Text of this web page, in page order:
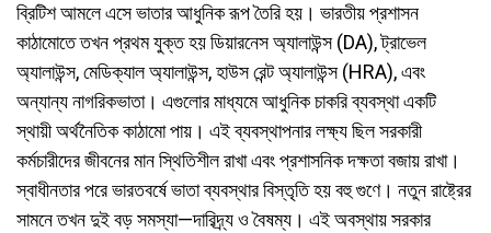
ব্রিটিশ আমলে এসে ভাতার আধুনিক রূপ তৈরি হয়। ভারতীয় প্রশাসন
কাঠামোতে তখন প্রথম যুক্ত হয় ডিয়ারনেস অ্যালাউন্স (DA), ট্রাভেল
অ্যালাউন্স, মেডিক্যাল অ্যালাউন্স, হাউস রেন্ট অ্যালাউন্স (HRA), এবং
অন্যান্য নাগরিকভাতা। এগুলোর মাধ্যমে আধুনিক চাকরি ব্যবস্থা একটি
স্থায়ী অর্থনৈতিক কাঠামো পায়। এই ব্যবস্থাপনার লক্ষ্য ছিল সরকারী
কর্মচারীদের জীবনের মান স্থিতিশীল রাখা এবং প্রশাসনিক দক্ষতা বজায় রাখা।
স্বাধীনতার পরে ভারতবর্ষে ভাতা ব্যবস্থার বিস্তৃতি হয় বহু গুণে। নতুন রাষ্ট্রের
সামনে তখন দুই বড় সমস্যা—দারিদ্র্য ও বৈষম্য। এই অবস্থায় সরকার